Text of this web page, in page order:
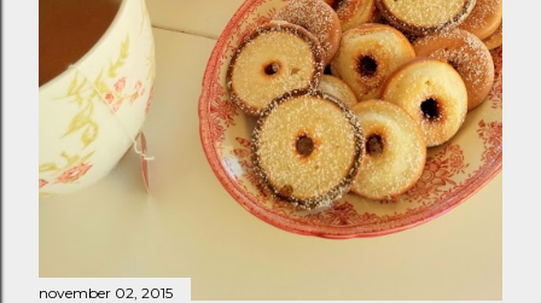
november 02, 2015